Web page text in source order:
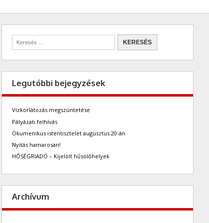
Legutóbbi bejegyzések
Vízkorlátozás megszüntetése
Pályázati felhívás
Ökumenikus istentisztelet augusztus 20-án
Nyitás hamarosan!
HŐSÉGRIADÓ – Kijelölt hűsölőhelyek
Archívum